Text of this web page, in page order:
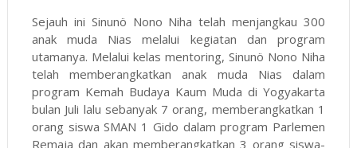
Sejauh ini Sinunö Nono Niha telah menjangkau 300
anak muda Nias melalui kegiatan dan program
utamanya. Melalui kelas mentoring, Sinunö Nono Niha
telah memberangkatkan anak muda Nias dalam
program Kemah Budaya Kaum Muda di Yogyakarta
bulan Juli lalu sebanyak 7 orang, memberangkatkan 1
orang siswa SMAN 1 Gido dalam program Parlemen
Remaja dan akan memberangkatkan 3 orang siswa-